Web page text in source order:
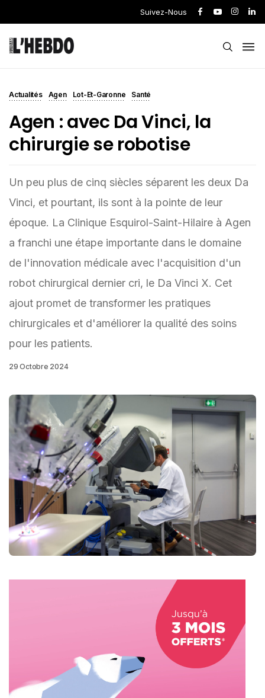
Suivez-Nous
Actualités Agen Lot-Et-Garonne Santé
Agen : avec Da Vinci, la
chirurgie se robotise
Un peu plus de cinq siècles séparent les deux Da
Vinci, et pourtant, ils sont à la pointe de leur
époque. La Clinique Esquirol-Saint-Hilaire à Agen
a franchi une étape importante dans le domaine
de l'innovation médicale avec l'acquisition d'un
robot chirurgical dernier cri, le Da Vinci X. Cet
ajout promet de transformer les pratiques
chirurgicales et d'améliorer la qualité des soins
pour les patients.
29 Octobre 2024